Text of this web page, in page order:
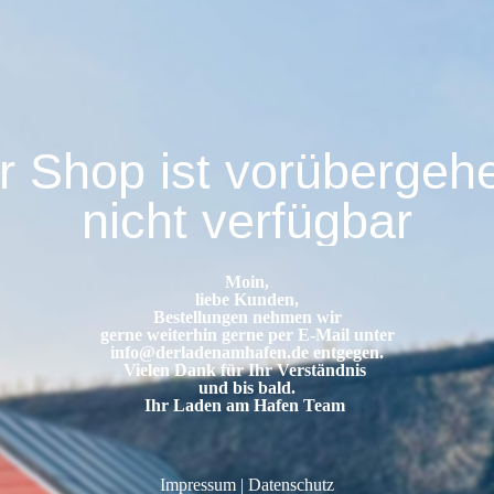
Shop ist
nicht verfügbar
Moin,
liebe Kunden,
Bestellungen nehmen wir
gerne weiterhin gerne per E-Mail unter
info@derladenamhafen.de entgegen.
Vielen Dank für Ihr Verständnis
und bis bald.
Ihr Laden am Hafen Team
Impressum | Datenschutz